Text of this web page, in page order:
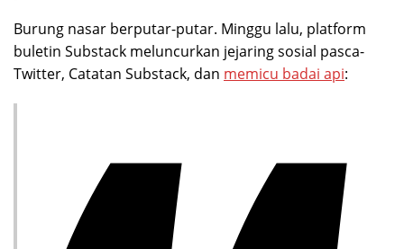
Burung nasar berputar-putar. Minggu lalu, platform
buletin Substack meluncurkan jejaring sosial pasca-
Twitter, Catatan Substack, dan memicu badai api: